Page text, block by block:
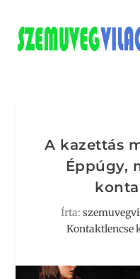
A kazettás
Éppúgy,
Írta:
Kontaktlencse